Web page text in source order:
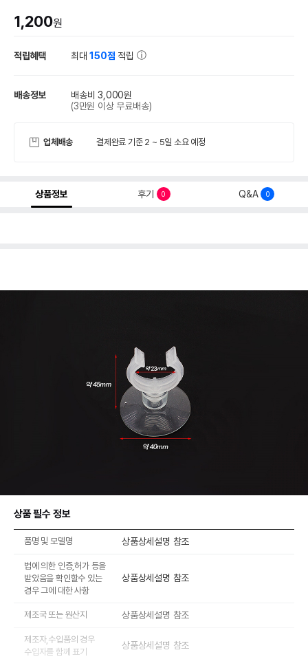
1,200원
적립혜택 최대150점 적립
배송정보
배송비 3,000원
(3만원 이상 무료배송)
업체배송 결제완료 기준 2 ~ 5일 소요 예정
상품정보 후기 0 Q&A 0
상품 필수 정보
품명 및 모델명 상품상세설명 참조
법에 의한 인증,허가 등을
받았음을 확인할수 있는
경우 그에 대한 사항
상품상세설명 참조
제조국 또는 원산지 상품상세설명 참조
제조자,수입품의 경우
수입자를 함께 표기
상품상세설명 참조